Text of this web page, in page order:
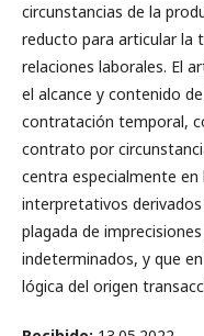
circunstancias de la
reducto para articular la
relaciones laborales. El
el alcance y contenido
contratación temporal,
contrato por
centra especialmente
interpretativos
plagada de
indeterminados, y que
lógica del origen